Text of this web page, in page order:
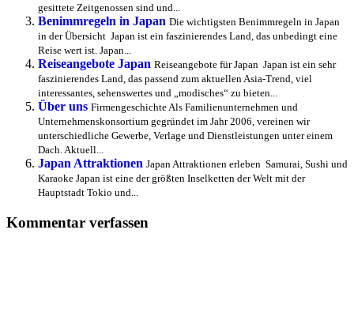
gesittete Zeitgenossen sind und...
Benimmregeln in Japan Die wichtigsten Benimmregeln in Japan
in der Übersicht Japan ist ein faszinierendes Land, das unbedingt eine
Reise wert ist. Japan...
Reiseangebote Japan Reiseangebote für Japan Japan ist ein sehr
faszinierendes Land, das passend zum aktuellen Asia-Trend, viel
interessantes, sehenswertes und „modisches“ zu bieten...
Über uns Firmengeschichte Als Familienunternehmen und
Unternehmenskonsortium gegründet im Jahr 2006, vereinen wir
unterschiedliche Gewerbe, Verlage und Dienstleistungen unter einem
Dach. Aktuell...
Japan Attraktionen Japan Attraktionen erleben Samurai, Sushi und
Karaoke Japan ist eine der größten Inselketten der Welt mit der
Hauptstadt Tokio und...
Kommentar verfassen